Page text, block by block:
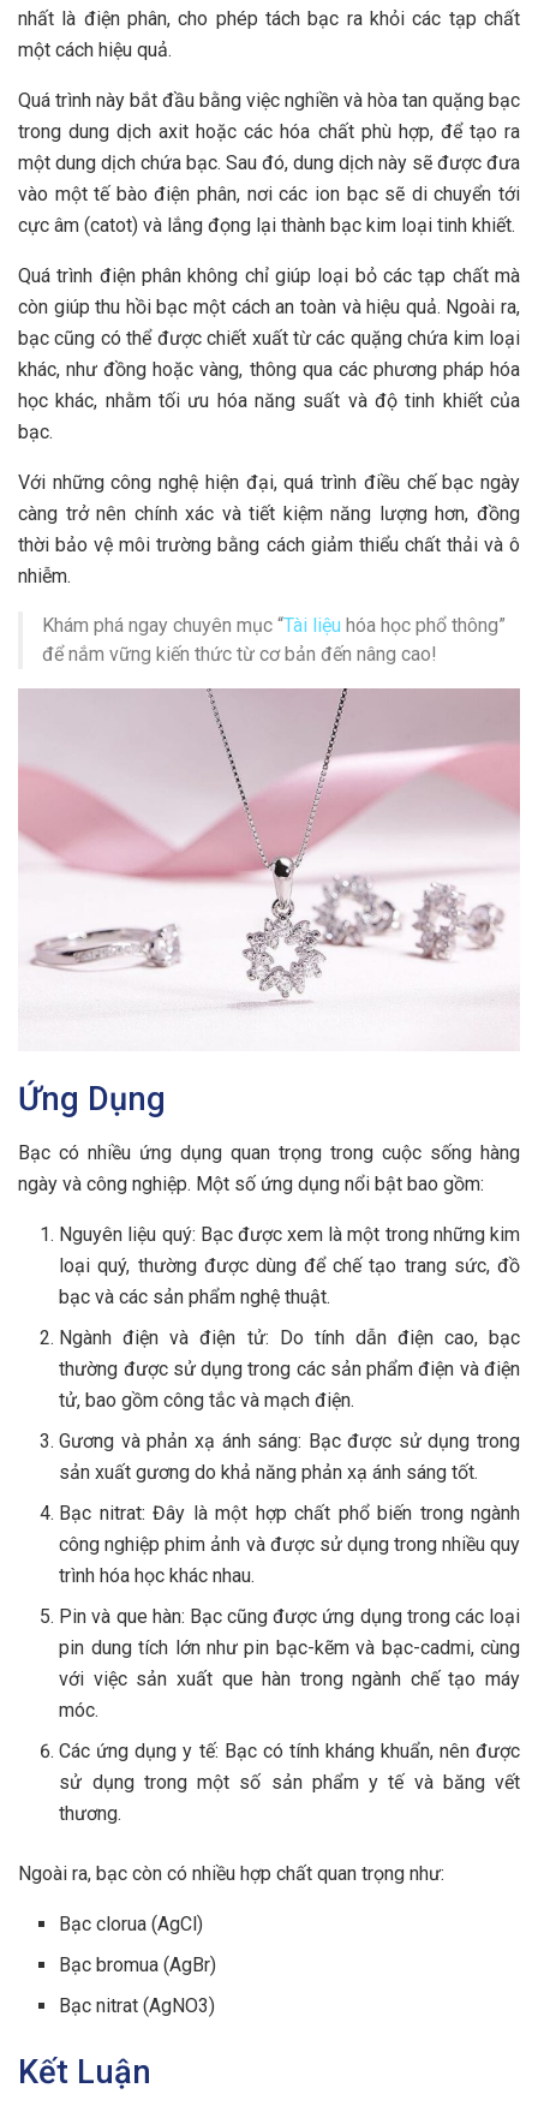
nhất là điện phân, cho phép tách bạc ra khỏi các tạp chất
một cách hiệu quả.
Quá trình này bắt đầu bằng việc nghiền và hòa tan quặng bạc
trong dung dịch axit hoặc các hóa chất phù hợp, để tạo ra
một dung dịch chứa bạc. Sau đó, dung dịch này sẽ được đưa
vào một tế bào điện phân, nơi các ion bạc sẽ di chuyển tới
cực âm (catot) và lắng đọng lại thành bạc kim loại tinh khiết.
Quá trình điện phân không chỉ giúp loại bỏ các tạp chất mà
còn giúp thu hồi bạc một cách an toàn và hiệu quả. Ngoài ra,
bạc cũng có thể được chiết xuất từ các quặng chứa kim loại
khác, như đồng hoặc vàng, thông qua các phương pháp hóa
học khác, nhằm tối ưu hóa năng suất và độ tinh khiết của
bạc.
Với những công nghệ hiện đại, quá trình điều chế bạc ngày
càng trở nên chính xác và tiết kiệm năng lượng hơn, đồng
thời bảo vệ môi trường bằng cách giảm thiểu chất thải và ô
nhiễm.
Khám phá ngay chuyên mục “Tài liệu hóa học phổ thông”
để nắm vững kiến thức từ cơ bản đến nâng cao!
Ứng Dụng
Bạc có nhiều ứng dụng quan trọng trong cuộc sống hàng
ngày và công nghiệp. Một số ứng dụng nổi bật bao gồm:
Nguyên liệu quý: Bạc được xem là một trong những kim
loại quý, thường được dùng để chế tạo trang sức, đồ
bạc và các sản phẩm nghệ thuật.
Ngành điện và điện tử: Do tính dẫn điện cao, bạc
thường được sử dụng trong các sản phẩm điện và điện
tử, bao gồm công tắc và mạch điện.
Gương và phản xạ ánh sáng: Bạc được sử dụng trong
sản xuất gương do khả năng phản xạ ánh sáng tốt.
Bạc nitrat: Đây là một hợp chất phổ biến trong ngành
công nghiệp phim ảnh và được sử dụng trong nhiều quy
trình hóa học khác nhau.
Pin và que hàn: Bạc cũng được ứng dụng trong các loại
pin dung tích lớn như pin bạc-kẽm và bạc-cadmi, cùng
với việc sản xuất que hàn trong ngành chế tạo máy
móc.
Các ứng dụng y tế: Bạc có tính kháng khuẩn, nên được
sử dụng trong một số sản phẩm y tế và băng vết
thương.
Ngoài ra, bạc còn có nhiều hợp chất quan trọng như:
Bạc clorua (AgCl)
Bạc bromua (AgBr)
Bạc nitrat (AgNO3)
Kết Luận